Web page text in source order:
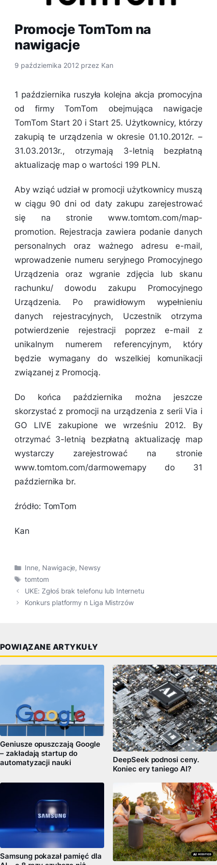
Promocje TomTom na
nawigacje
9 października 2012 przez Kan
1 października ruszyła kolejna akcja promocyjna
od firmy TomTom obejmująca nawigacje
TomTom Start 20 i Start 25. Użytkownicy, którzy
zakupią te urządzenia w okresie 01.10.2012r. –
31.03.2013r., otrzymają 3-letnią bezpłatną
aktualizację map o wartości 199 PLN.
Aby wziąć udział w promocji użytkownicy muszą
w ciągu 90 dni od daty zakupu zarejestrować
się na stronie www.tomtom.com/map-
promotion. Rejestracja zawiera podanie danych
personalnych oraz ważnego adresu e-mail,
wprowadzenie numeru seryjnego Promocyjnego
Urządzenia oraz wgranie zdjęcia lub skanu
rachunku/ dowodu zakupu Promocyjnego
Urządzenia. Po prawidłowym wypełnieniu
danych rejestracyjnych, Uczestnik otrzyma
potwierdzenie rejestracji poprzez e-mail z
unikalnym numerem referencyjnym, który
będzie wymagany do wszelkiej komunikacji
związanej z Promocją.
Do końca października można jeszcze
skorzystać z promocji na urządzenia z serii Via i
GO LIVE zakupione we wrześniu 2012. By
otrzymać 3-letnią bezpłatną aktualizację map
wystarczy zarejestrować na stronie
www.tomtom.com/darmowemapy do 31
października br.
źródło: TomTom
Kan
Kategorie
Inne, Nawigacje, Newsy
Tagi
tomtom
UKE: Zgłoś brak telefonu lub Internetu
Konkurs platformy n Liga Mistrzów
POWIĄZANE ARTYKUŁY
Geniusze opuszczają Google
– zakładają startup do
automatyzacji nauki
DeepSeek podnosi ceny.
Koniec ery taniego AI?
Samsung pokazał pamięć dla